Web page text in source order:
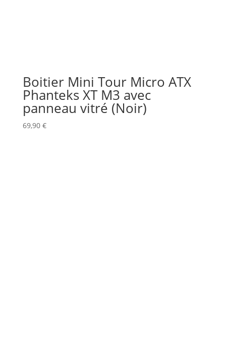
Boitier Mini Tour Micro ATX
Phanteks XT M3 avec
panneau vitré (Noir)
69,90 €